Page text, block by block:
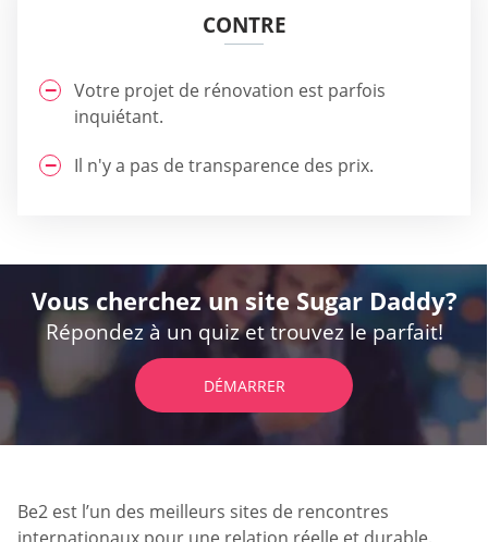
CONTRE
Votre projet de rénovation est parfois
inquiétant.
Il n'y a pas de transparence des prix.
Vous cherchez un site Sugar Daddy?
Répondez à un quiz et trouvez le parfait!
DÉMARRER
Be2 est l’un des meilleurs sites de rencontres